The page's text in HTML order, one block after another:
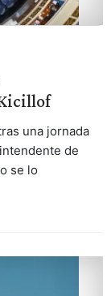
una jornada
de
se lo